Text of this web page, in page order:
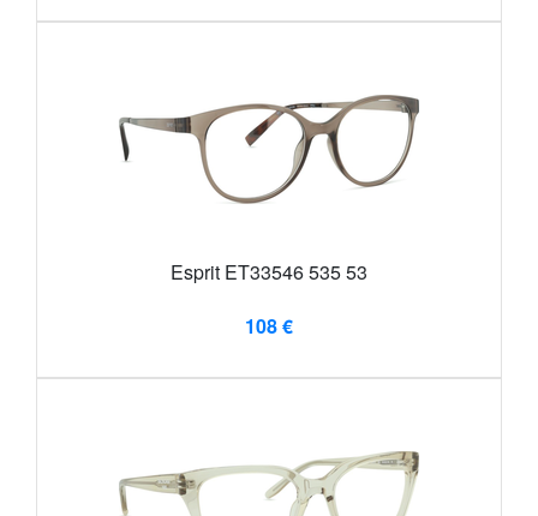
Esprit ET33546 535 53
108 €